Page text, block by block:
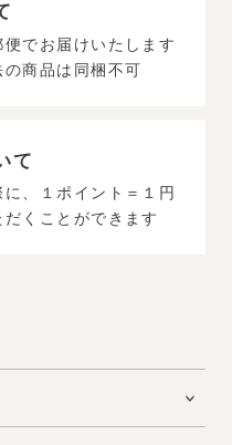
でお届けいたします
商品は同梱不可
て
、１ポイント＝１円
くことができます